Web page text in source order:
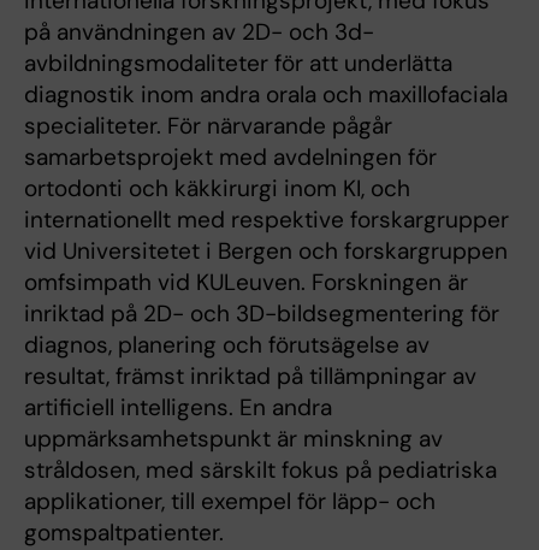
på användningen av 2D- och 3d-
avbildningsmodaliteter för att underlätta
diagnostik inom andra orala och maxillofaciala
specialiteter. För närvarande pågår
samarbetsprojekt med avdelningen för
ortodonti och käkkirurgi inom KI, och
internationellt med respektive forskargrupper
vid Universitetet i Bergen och forskargruppen
omfsimpath vid KULeuven. Forskningen är
inriktad på 2D- och 3D-bildsegmentering för
diagnos, planering och förutsägelse av
resultat, främst inriktad på tillämpningar av
artificiell intelligens. En andra
uppmärksamhetspunkt är minskning av
stråldosen, med särskilt fokus på pediatriska
applikationer, till exempel för läpp- och
gomspaltpatienter.